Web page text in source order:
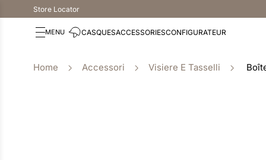
Store Locator
CASQUESACCESSORIESCONFIGURATEUR
Accessori Visiere E Tasselli